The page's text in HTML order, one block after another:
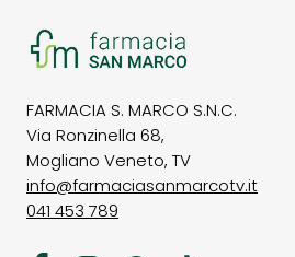
FARMACIA S. MARCO S.N.C.
Via Ronzinella 68,
Mogliano Veneto, TV
info@farmaciasanmarcotv.it
041 453 789